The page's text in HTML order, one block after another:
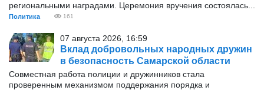
региональными наградами. Церемония вручения состоялась...
Политика 161
07 августа 2026, 16:59
Вклад добровольных народных дружин
в безопасность Самарской области
Совместная работа полиции и дружинников стала
проверенным механизмом поддержания порядка и